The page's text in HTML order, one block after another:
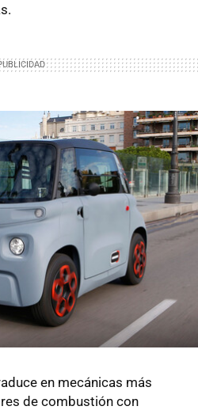
en mecánicas más
de combustión con